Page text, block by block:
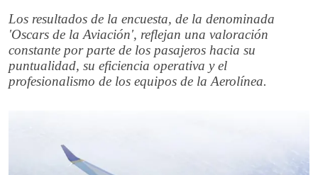
Los resultados de la encuesta, de la denominada
'Oscars de la Aviación', reflejan una valoración
constante por parte de los pasajeros hacia su
puntualidad, su eficiencia operativa y el
profesionalismo de los equipos de la Aerolínea.